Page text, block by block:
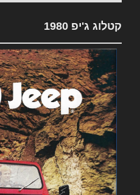
קטלוג ג'יפ 1980